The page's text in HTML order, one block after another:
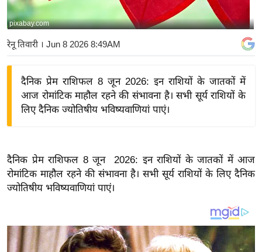
य
बि
ज़
ने
द्यो
त
वि
ज्ञ
रा
pixabay.com
रेनू तिवारी । Jun 8 2026 8:49AM
दैनिक प्रेम राशिफल 8 जून 2026: इन राशियों के जातकों में
आज रोमांटिक माहौल रहने की संभावना है। सभी सूर्य राशियों के
लिए दैनिक ज्योतिषीय भविष्यवाणियां पाएं।
दैनिक प्रेम राशिफल 8 जून 2026: इन राशियों के जातकों में आज
रोमांटिक माहौल रहने की संभावना है। सभी सूर्य राशियों के लिए दैनिक
ज्योतिषीय भविष्यवाणियां पाएं।